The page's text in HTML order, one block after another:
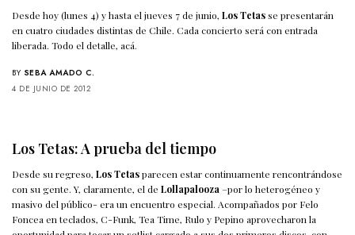
Desde hoy (lunes 4) y hasta el jueves 7 de junio,Los Tetasse presentarán
en cuatro ciudades distintas de Chile. Cada concierto será con entrada
liberada. Todo el detalle, acá.
BY SEBA AMADO C.
4 DE JUNIO DE 2012
Los Tetas: A prueba del tiempo
Desde su regreso,Los Tetasparecen estar continuamente rencontrándose
con su gente. Y, claramente, el deLollapalooza–por lo heterogéneo y
masivo del público- era un encuentro especial. Acompañados por Felo
Foncea en teclados, C-Funk, Tea Time, Rulo y Pepino aprovecharon la